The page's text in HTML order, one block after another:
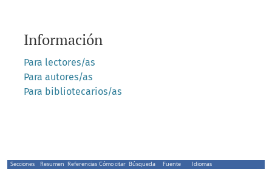
Información
Para lectores/as
Para autores/as
Para bibliotecarios/as